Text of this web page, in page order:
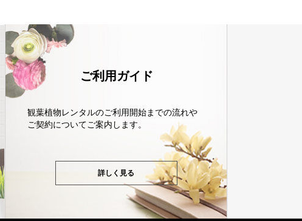
ご利用ガイド
観葉植物レンタルのご利用開始までの流れや
ご契約についてご案内します。
詳しく見る